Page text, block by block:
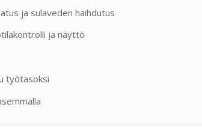
ja sulaveden haihdutus
ja näyttö
työtasoksi